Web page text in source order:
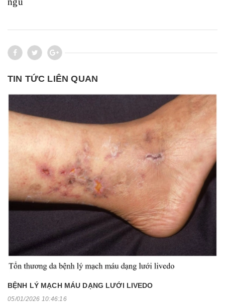
TIN TỨC LIÊN QUAN
BỆNH LÝ MẠCH MÁU DẠNG LƯỚI LIVEDO
05/01/2026 10:46:16